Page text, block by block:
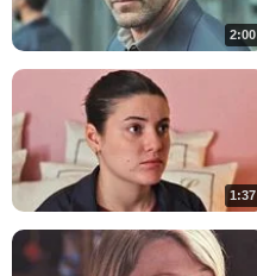
2:00
1:37